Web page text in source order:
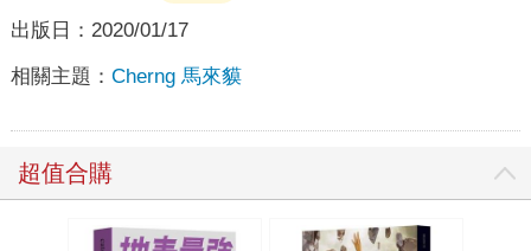
出版日： 2020/01/17
相關主題： Cherng 馬來貘
超值合購